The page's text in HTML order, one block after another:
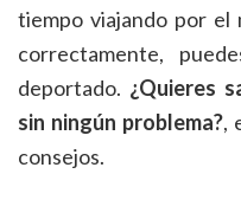
tiempo viajando por el
correctamente,
deportado. ¿Quieres
sin ningún problema?,
consejos.